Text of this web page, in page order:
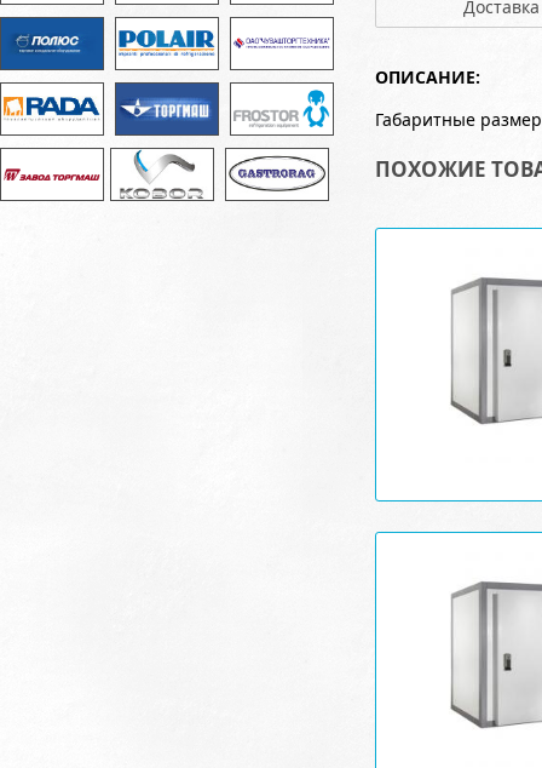
Доставка
ОПИСАНИЕ:
Габаритные
ПОХОЖИЕ